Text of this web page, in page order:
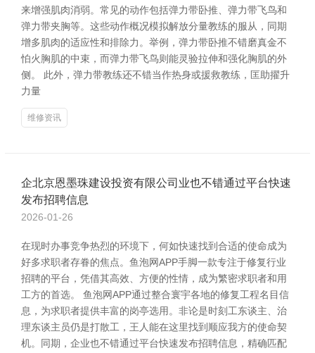
来增强肌肉消弱。常见的动作包括弹力带卧推、弹力带飞鸟和
弹力带夹胸等。这些动作概况模拟解放分量教练的服从，同期
增多肌肉的适应性和排除力。举例，弹力带卧推不错磨真金不
怕火胸肌的中束，而弹力带飞鸟则能灵验拉伸和强化胸肌的外
侧。 此外，弹力带教练还不错当作热身或援救教练，匡助擢升
力量
维修资讯
企北京恩墨珠建设投资有限公司业也不错通过平台快速
发布招聘信息
2026-01-26
在现时办事竞争热烈的环境下，何如快速找到合适的使命成为
好多求职者存眷的焦点。鱼泡网APP手脚一款专注于修复行业
招聘的平台，凭借其高效、方便的性情，成为繁密求职者和用
工方的首选。 鱼泡网APP通过整合寰宇各地的修复工程名目信
息，为求职者提供丰富的岗亭选用。非论是时刻工东谈主、治
理东谈主员仍是打散工，王人能在这里找到顺应我方的使命契
机。同期，企业也不错通过平台快速发布招聘信息，精确匹配